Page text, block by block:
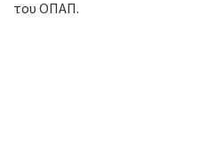
του ΟΠΑΠ.